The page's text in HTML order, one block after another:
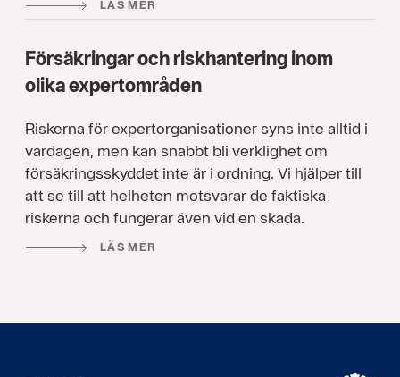
LÄS MER
Försäkringar och riskhantering inom
olika expertområden
Riskerna för expertorganisationer syns inte alltid i
vardagen, men kan snabbt bli verklighet om
försäkringsskyddet inte är i ordning. Vi hjälper till
att se till att helheten motsvarar de faktiska
riskerna och fungerar även vid en skada.
LÄS MER